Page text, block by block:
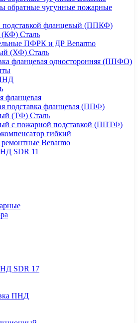
обратные чугунные пожарные
подставкой фланцевый (ППКФ)
(КФ) Сталь
ПФРК и ДР Benarmo
(ХФ) Сталь
фланцевая односторонняя (ППФО)
фланцевая
подставка фланцевая (ППФ)
(ТФ) Сталь
с пожарной подставкой (ППТФ)
гибкий
Benarmo
SDR 11
SDR 17
ПНД